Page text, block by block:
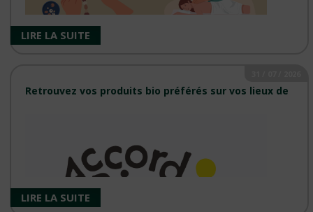
Animations du mois d'août 2026 classées par magasin. ...
LIRE LA SUITE
Retrouvez vos produits bio préférés sur vos lieux de
LIRE LA SUITE